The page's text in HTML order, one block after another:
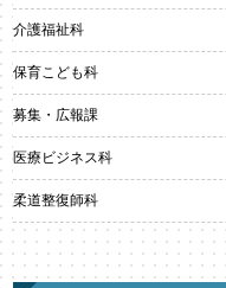
介護福祉科
保育こども科
募集・広報課
医療ビジネス科
柔道整復師科